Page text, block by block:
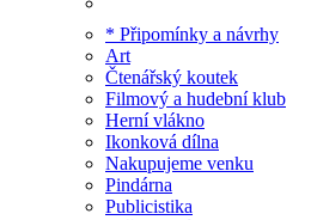
* Připomínky a návrhy
Art
Čtenářský koutek
Filmový a hudební klub
Herní vlákno
Ikonková dílna
Nakupujeme venku
Pindárna
Publicistika